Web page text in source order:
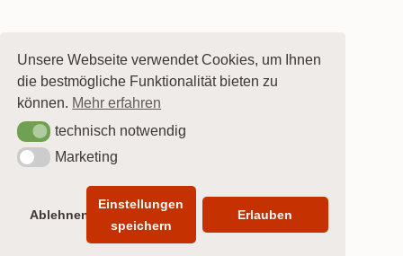
Unsere Webseite verwendet Cookies, um Ihnen
die bestmögliche Funktionalität bieten zu
können. Mehr erfahren
technisch notwendig
technisch notwendig
MarketingMarketing
Ablehnen
Einstellungen
speichern
Erlauben